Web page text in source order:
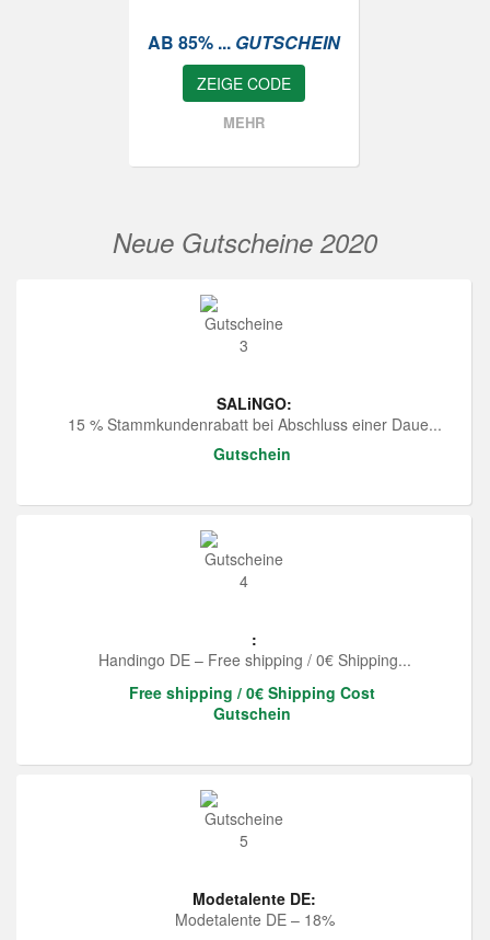
AB 85% ... GUTSCHEIN
ZEIGE CODE
MEHR
Neue Gutscheine 2020
SALiNGO:
15 % Stammkundenrabatt bei Abschluss einer Daue...
Gutschein
:
Handingo DE – Free shipping / 0€ Shipping...
Free shipping / 0€ Shipping Cost
Gutschein
Modetalente DE:
Modetalente DE – 18%